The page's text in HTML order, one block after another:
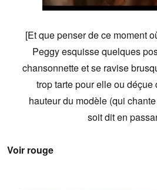
[Et que penser de ce moment
Peggy esquisse quelques
chansonnette et se ravise
trop tarte pour elle ou déçue
hauteur du modèle (qui
soit dit en
Voir rouge